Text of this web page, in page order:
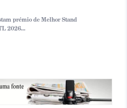
prémio de Melhor Stand
2026...